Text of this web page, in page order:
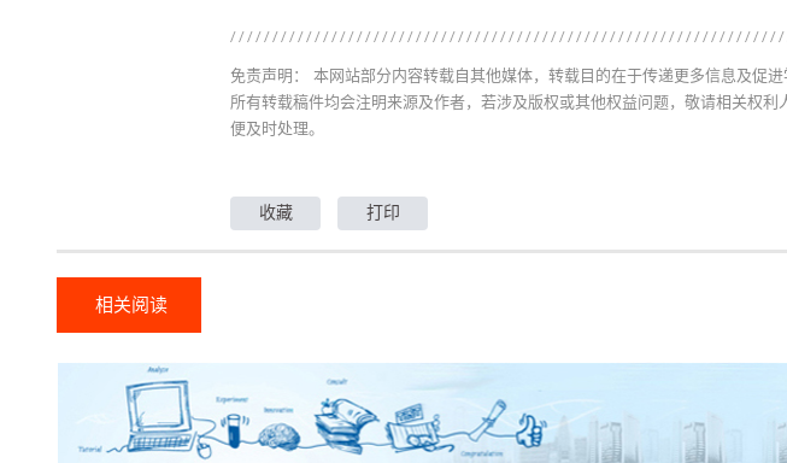
免责声明： 本网站部分内容转载自其他媒体，转载目的在于传递更多信息及促
所有转载稿件均会注明来源及作者，若涉及版权或其他权益问题，敬请相关权
便及时处理。
收藏 打印
相关阅读